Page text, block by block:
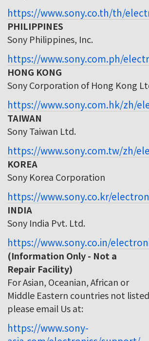
https://www.sony.co.th/th/
PHILIPPINES
Sony Philippines, Inc.
https://www.sony.com.ph/
HONG KONG
Sony Corporation of Hong Kong
https://www.sony.com.hk/zh/
TAIWAN
Sony Taiwan Ltd.
https://www.sony.com.tw/zh/
KOREA
Sony Korea Corporation
https://www.sony.co.kr/
INDIA
Sony India Pvt. Ltd.
https://www.sony.co.in/
(Information Only - Not a
Repair Facility)
For Asian, Oceanian, African or
Middle Eastern countries not
please email Us at:
https://www.sony-